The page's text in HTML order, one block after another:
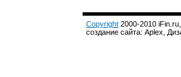
Copyright 2000-2010
создание сайта: Aplex,